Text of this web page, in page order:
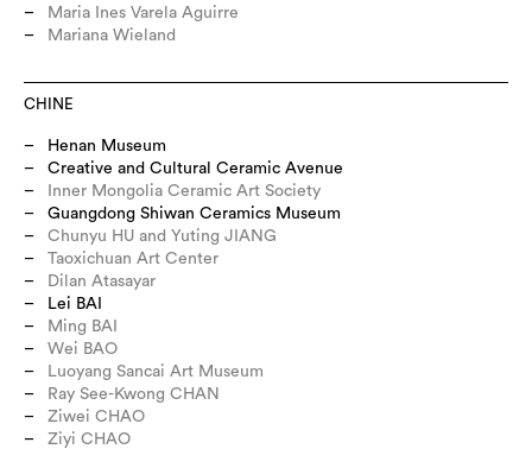
Maria Ines Varela Aguirre
Mariana Wieland
CHINE
Henan Museum
Creative and Cultural Ceramic Avenue
Inner Mongolia Ceramic Art Society
Guangdong Shiwan Ceramics Museum
Chunyu HU and Yuting JIANG
Taoxichuan Art Center
Dilan Atasayar
Lei BAI
Ming BAI
Wei BAO
Luoyang Sancai Art Museum
Ray See-Kwong CHAN
Ziwei CHAO
Ziyi CHAO